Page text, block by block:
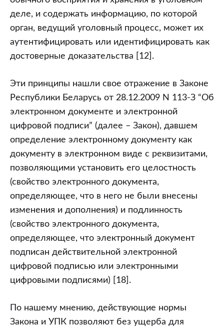
деле, и содержать информацию, по которой
орган, ведущий уголовный процесс, может их
аутентифицировать или идентифицировать как
достоверные доказательства [12].
Эти принципы нашли свое отражение в Законе
Республики Беларусь от 28.12.2009 N 113-З “Об
электронном документе и электронной
цифровой подписи” (далее – Закон), давшем
определение электронному документу как
документу в электронном виде с реквизитами,
позволяющими установить его целостность
(свойство электронного документа,
определяющее, что в него не были внесены
изменения и дополнения) и подлинность
(свойство электронного документа,
определяющее, что электронный документ
подписан действительной электронной
цифровой подписью или электронными
цифровыми подписями) [18].
По нашему мнению, действующие нормы
Закона и УПК позволяют без ущерба для